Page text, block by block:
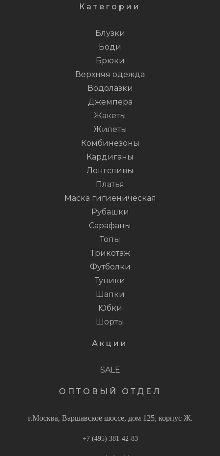
Категории
Блузки
Боди
Брюки
Верхняя одежда
Водолазки
Джемпера
Жакеты
Жилеты
Комбинезоны
Кардиганы
Лонгсливы
Платья
Маска гигиеническая
Рубашки
Сарафаны
Топы
Трикотаж
Футболки
Туники
Шапки
Юбки
Шорты
Акции
SALE
ОПТОВЫЙ ОТДЕЛ
г.Москва, Варшавское шоссе, дом 125, корпус Ж.
+7 (495) 381-42-83